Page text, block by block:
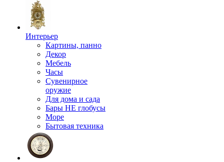
Интерьер
Картины, панно
Декор
Мебель
Часы
Сувенирное
оружие
Для дома и сада
Бары НЕ глобусы
Море
Бытовая техника